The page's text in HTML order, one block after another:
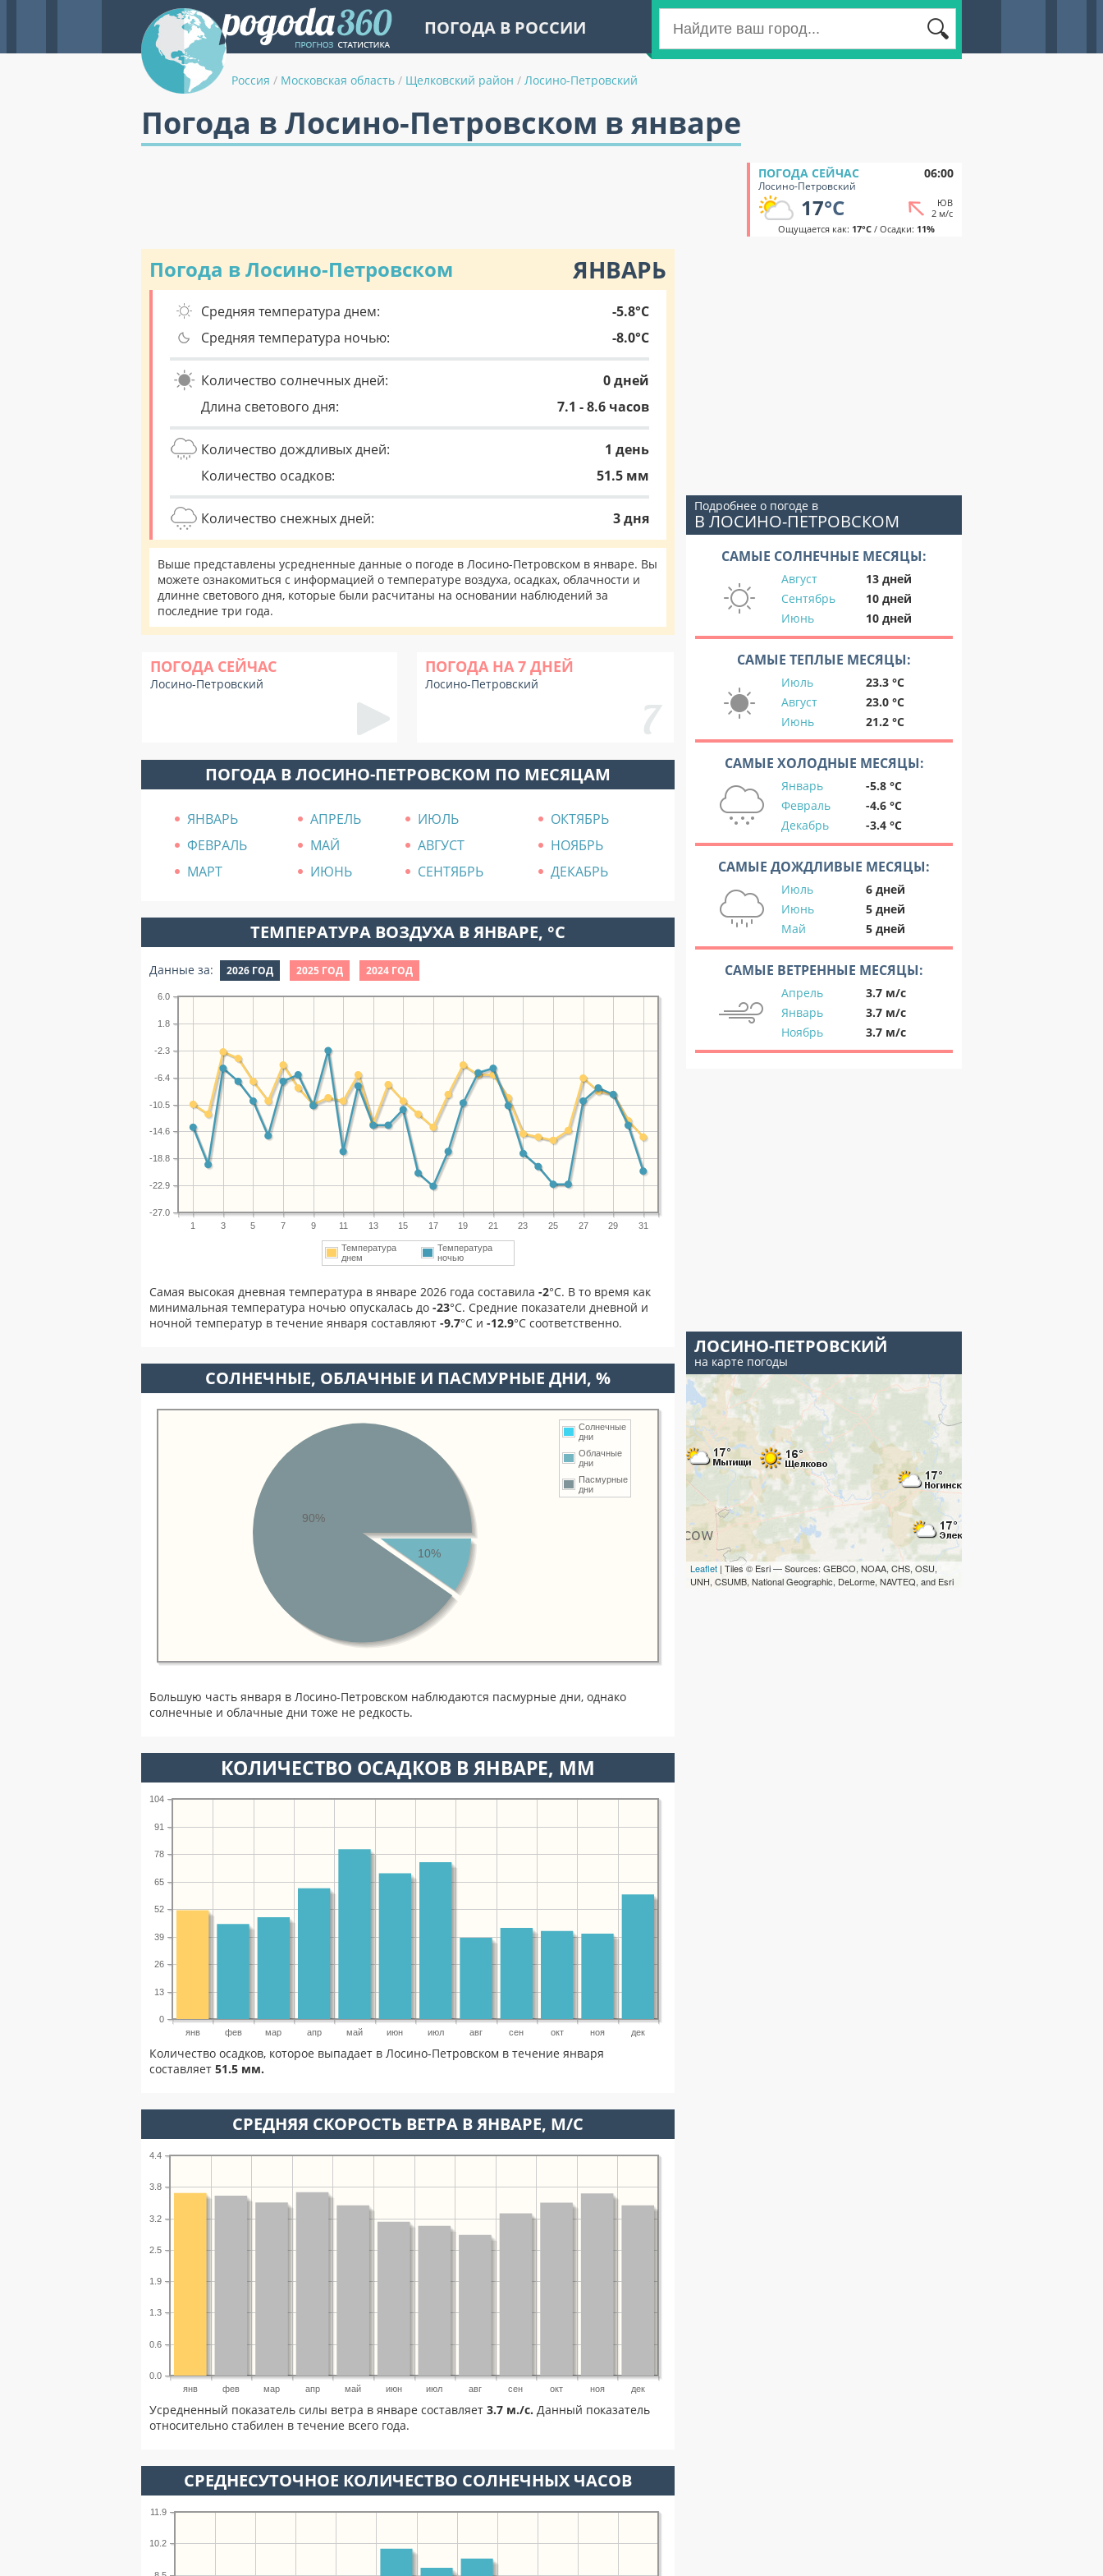
ПОГОДА В РОССИИ
Россия / Московская область / Щелковский район / Лосино-Петровский
Погода в Лосино-Петровском в январе
ПОГОДА СЕЙЧАС 06:00
Лосино-Петровский
17°C
ЮВ
2 м/с
Ощущается как: 17°C/ Осадки: 11%
Погода в Лосино-Петровском ЯНВАРЬ
Средняя температура днем:
-5.8°C
Средняя температура ночью:
-8.0°C
Количество солнечных дней:
0 дней
Длина светового дня:
7.1 - 8.6 часов
Количество дождливых дней:
1 день
Количество осадков:
51.5 мм
Количество снежных дней: 3 дня
Выше представлены усредненные данные о погоде в Лосино-Петровском в январе. Вы
можете ознакомиться с информацией о температуре воздуха, осадках, облачности и
длинне светового дня, которые были расчитаны на основании наблюдений за
последние три года.
ПОГОДА СЕЙЧАС
Лосино-Петровский
ПОГОДА НА 7 ДНЕЙ
Лосино-Петровский
ПОГОДА В ЛОСИНО-ПЕТРОВСКОМ ПО МЕСЯЦАМ
ЯНВАРЬ АПРЕЛЬ ИЮЛЬ
ОКТЯБРЬ
ФЕВРАЛЬ
МАЙ АВГУСТ
НОЯБРЬ
МАРТ
ИЮНЬ СЕНТЯБРЬ ДЕКАБРЬ
ТЕМПЕРАТУРА ВОЗДУХА В ЯНВАРЕ, °C
Данные за: 2026 ГОД 2025 ГОД 2024 ГОД
1 3 5 7 9 11 13 15 17 19 21 23 25 27 29 31
-27.0
-22.9
-18.8
-14.6
-10.5
-6.4
-2.3
1.8
6.0
Температура
днем
Температура
ночью
Самая высокая дневная температура в январе 2026 года составила -2°С. В то время как
минимальная температура ночью опускалась до -23°C. Средние показатели дневной и
ночной температур в течение января составляют -9.7°С и -12.9°С соответственно.
CОЛНЕЧНЫЕ, ОБЛАЧНЫЕ И ПАСМУРНЫЕ ДНИ, %
Солнечные
дни
Облачные
дни
Пасмурные
дни
10%
90%
Большую часть января в Лосино-Петровском наблюдаются пасмурные дни, однако
солнечные и облачные дни тоже не редкость.
КОЛИЧЕСТВО ОСАДКОВ В ЯНВАРЕ, ММ
янв фев мар апр май июн июл авг сен окт ноя дек
0
13
26
39
52
65
78
91
104
Количество осадков, которое выпадает в Лосино-Петровском в течение января
составляет 51.5 мм.
СРЕДНЯЯ СКОРОСТЬ ВЕТРА В ЯНВАРЕ, М/С
янв фев мар апр май июн июл авг сен окт ноя дек
0.0
0.6
1.3
1.9
2.5
3.2
3.8
4.4
Усредненный показатель силы ветра в январе составляет 3.7 м./с. Данный показатель
относительно стабилен в течение всего года.
СРЕДНЕСУТОЧНОЕ КОЛИЧЕСТВО СОЛНЕЧНЫХ ЧАСОВ
10.2
11.9
Подробнее о погоде в
В ЛОСИНО-ПЕТРОВСКОМ
САМЫЕ СОЛНЕЧНЫЕ МЕСЯЦЫ:
Август
13 дней
Сентябрь
10 дней
Июнь
10 дней
САМЫЕ ТЕПЛЫЕ МЕСЯЦЫ:
Июль
23.3 °C
Август
23.0 °C
Июнь
21.2 °C
САМЫЕ ХОЛОДНЫЕ МЕСЯЦЫ:
Январь
-5.8 °C
Февраль
-4.6 °C
Декабрь
-3.4 °C
САМЫЕ ДОЖДЛИВЫЕ МЕСЯЦЫ:
Июль
6 дней
Июнь
5 дней
Май
5 дней
САМЫЕ ВЕТРЕННЫЕ МЕСЯЦЫ:
Апрель
3.7 м/с
Январь
3.7 м/с
Ноябрь
3.7 м/с
ЛОСИНО-ПЕТРОВСКИЙ
на карте погоды
Leaflet | Tiles © Esri — Sources: GEBCO, NOAA, CHS, OSU,
UNH, CSUMB, National Geographic, DeLorme, NAVTEQ, and Esri